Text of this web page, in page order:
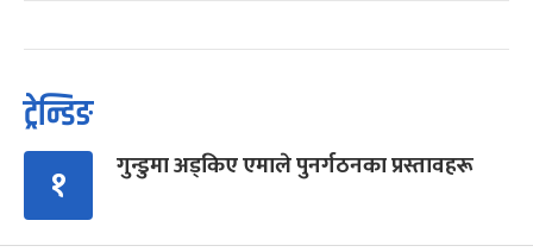
ट्रेन्डिङ
१ गुन्डुमा अड्किए एमाले पुनर्गठनका प्रस्तावहरू